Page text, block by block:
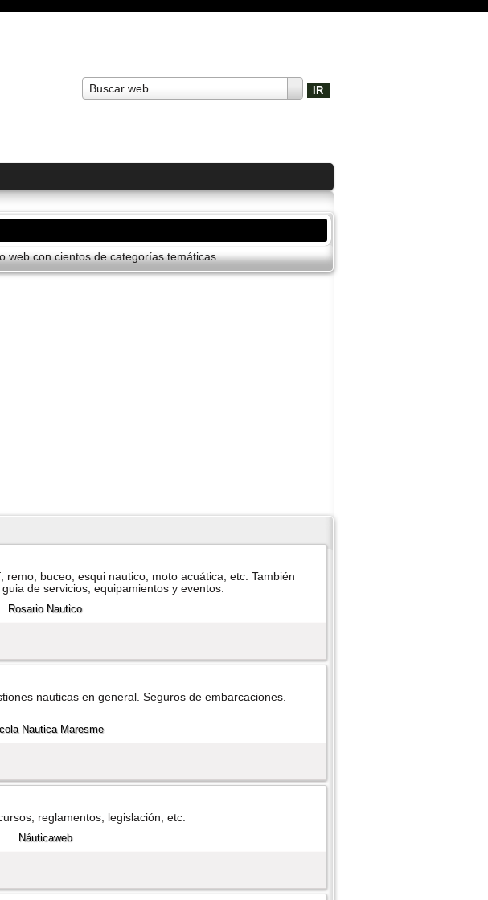
Buscar web
web con cientos de categorí­as temáticas.
buceo, esqui nautico, moto acuática, etc. También
de servicios, equipamientos y eventos.
nauticas en general. Seguros de embarcaciones.
reglamentos, legislación, etc.